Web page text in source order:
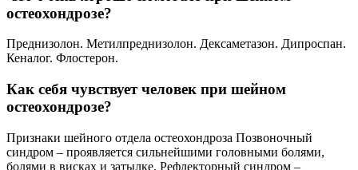
остеохондрозе?
Преднизолон. Метилпреднизолон. Дексаметазон. Дипроспан.
Кеналог. Флостерон.
Как себя чувствует человек при шейном
остеохондрозе?
Признаки шейного отдела остеохондроза Позвоночный
синдром – проявляется сильнейшими головными болями,
болями в висках и затылке. Рефлекторный синдром –